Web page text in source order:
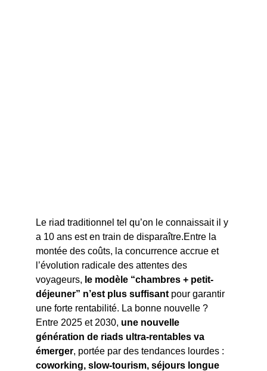
Le riad traditionnel tel qu’on le connaissait il y
a 10 ans est en train de disparaître.Entre la
montée des coûts, la concurrence accrue et
l’évolution radicale des attentes des
voyageurs, le modèle “chambres + petit-
déjeuner” n’est plus suffisant pour garantir
une forte rentabilité. La bonne nouvelle ?
Entre 2025 et 2030, une nouvelle
génération de riads ultra-rentables va
émerger, portée par des tendances lourdes :
coworking, slow-tourism, séjours longue